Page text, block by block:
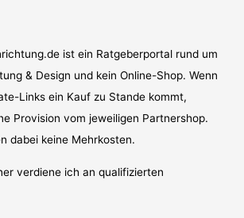
ist ein Ratgeberportal rund um
& Design und kein Online-Shop. Wenn
Links ein Kauf zu Stande kommt,
Provision vom jeweiligen Partnershop.
dabei keine Mehrkosten.
verdiene ich an qualifizierten